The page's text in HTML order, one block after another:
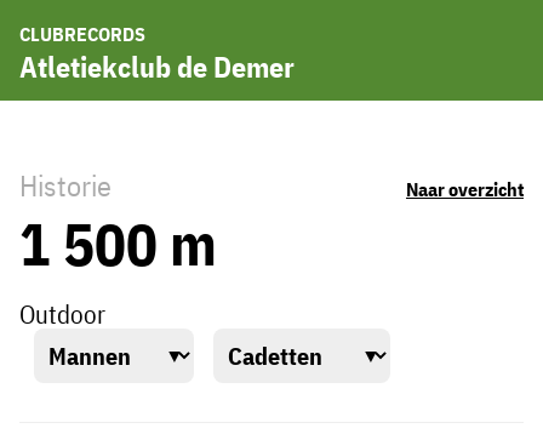
CLUBRECORDS
Atletiekclub de Demer
Historie Naar overzicht
1 500 m
Outdoor